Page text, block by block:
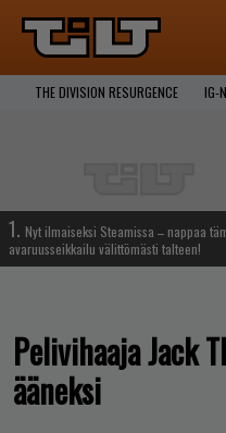
THE DIVISION RESURGENCE IG-
1. Nyt ilmaiseksi Steamissa – nappaa
avaruusseikkailu välittömästi talteen!
Pelivihaaja Jack
ääneksi